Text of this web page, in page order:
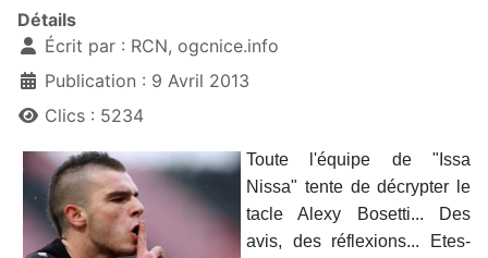
Détails
Écrit par : RCN, ogcnice.info
Publication : 9 Avril 2013
Clics : 5234
Toute l'équipe de "Issa
Nissa" tente de décrypter le
tacle Alexy Bosetti... Des
avis, des réflexions... Etes-